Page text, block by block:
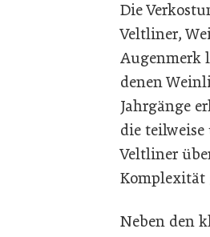
Die
Veltliner,
Augenmerk
denen
Jahrgänge
die teilweise
Veltliner
Komplexität
Neben den